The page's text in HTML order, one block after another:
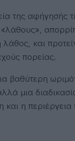
της αφήγησής
και
πορείας.
βαθύτερη
μια
η